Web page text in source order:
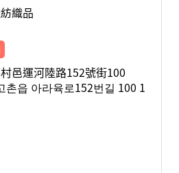
織品
邑運河陸路152號街100
촌읍 아라육로152번길 100 1